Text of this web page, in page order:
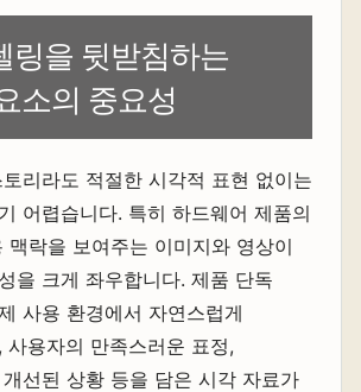
링을 뒷받침하는
소의 중요성
리라도 적절한 시각적 표현 없이는
어렵습니다. 특히 하드웨어 제품의
맥락을 보여주는 이미지와 영상이
을 크게 좌우합니다. 제품 단독
사용 환경에서 자연스럽게
사용자의 만족스러운 표정,
선된 상황 등을 담은 시각 자료가